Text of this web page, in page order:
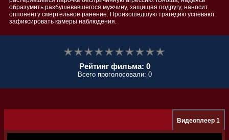
образумить разбушевавшегося мужчину, защищая подругу, наносит
оппоненту смертельное ранение. Произошедшую трагедию успевают
зафиксировать камеры наблюдения.
Рейтинг фильма: 0
Всего проголосовали: 0
Видеоплеер 1